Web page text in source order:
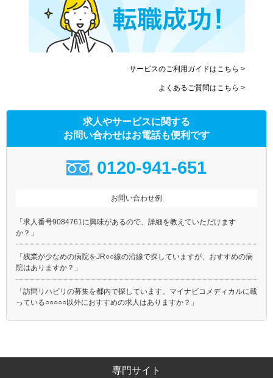
サービスのご利用ガイドはこちら >
よくあるご質問はこちら >
求人やサービスに関する
お問い合わせはお電話も便利です
0120-941-651
お問い合わせ例
「求人番号9084761に興味があるので、詳細を教えていただけます
か？」
「残業が少なめの病院をJR○○線の沿線で探していますが、おすすめの病
院はありますか？」
「訪問リハビリの募集を都内で探しています。マイナビコメディカルに載
っている○○○○○以外におすすめの求人はありますか？」
専門サイト